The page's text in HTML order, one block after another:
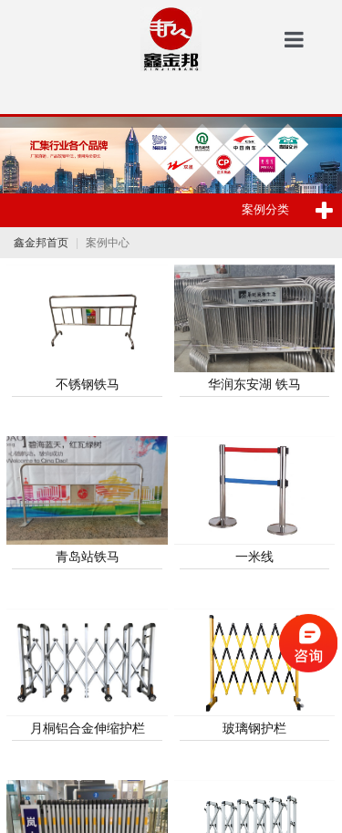
洗地机
安防
扫地机
案例中心
新闻资讯
鑫金邦介
案例分类
鑫金邦首页 案例中心
不锈钢铁马 华润东安湖 铁马
青岛站铁马 一米线
月桐铝合金伸缩护栏 玻璃钢护栏